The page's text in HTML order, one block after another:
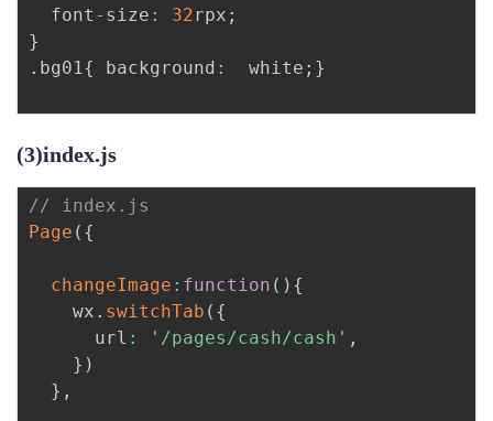
  font
- size : 32rpx ;
}
. bg01 { background :
  white
; }
(3)index.js
// index.js
Page ( {
changeImage : function ( ) {
    wx
. switchTab ( {
      url
: '/pages/cash/cash' ,
} )
} ,